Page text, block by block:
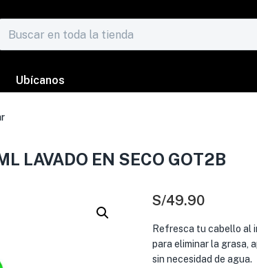
Ubícanos
LAVADO EN SECO GOT2B
S/49.90
Refresca tu cabello al
para eliminar la grasa,
sin necesidad de agua.